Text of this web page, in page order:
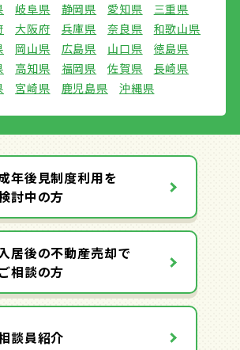
岐阜県 静岡県 愛知県
三重県
大阪府 兵庫県 奈良県
和歌山県
岡山県 広島県 山口県
徳島県
高知県 福岡県 佐賀県
長崎県
宮崎県 鹿児島県 沖縄県
年後見制度利用を
討中の方
居後の不動産売却で
ご相談の方
談員紹介